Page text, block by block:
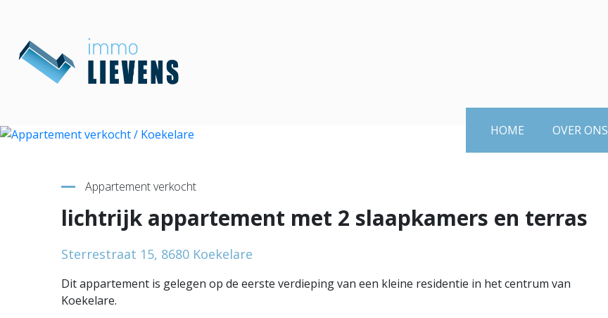
HOME OVER ONS
Appartement verkocht
lichtrijk appartement met 2 slaapkamers en terras
Sterrestraat 15, 8680 Koekelare
Dit appartement is gelegen op de eerste verdieping van een kleine residentie in het centrum van
Koekelare.